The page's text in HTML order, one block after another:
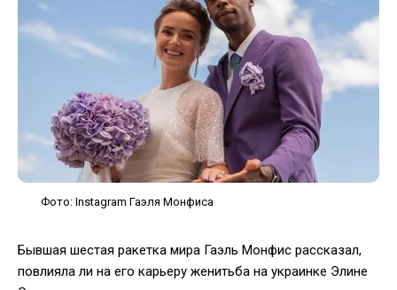
Фото: Instagram Гаэля Монфиса
Бывшая шестая ракетка мира Гаэль Монфис рассказал,
повлияла ли на его карьеру женитьба на украинке Элине